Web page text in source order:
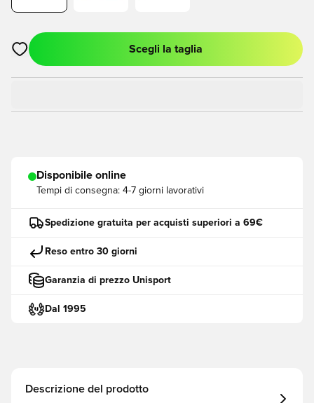
Apre una finestra modale per accedere o registrarsi come
Scegli la taglia
Disponibile online
Tempi di consegna: 4-7 giorni lavorativi
Spedizione gratuita per acquisti superiori a 69€
Reso entro 30 giorni
Garanzia di prezzo Unisport
Dal 1995
Descrizione del prodotto